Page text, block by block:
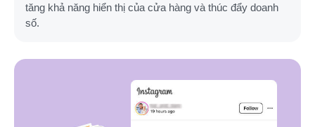
tăng khả năng hiển thị của cửa hàng và thúc đẩy doanh
số.